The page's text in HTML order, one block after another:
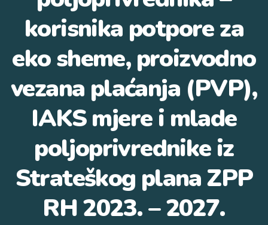
korisnika potpore za
eko sheme, proizvodno
vezana plaćanja (PVP),
IAKS mjere i mlade
poljoprivrednike iz
Strateškog plana ZPP
RH 2023. – 2027.